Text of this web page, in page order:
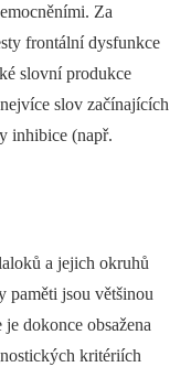
Za
frontální dysfunkce
slovní produkce
slov začínajících
inhibice (např.
a jejich okruhů
paměti jsou většinou
dokonce obsažena
kritériích